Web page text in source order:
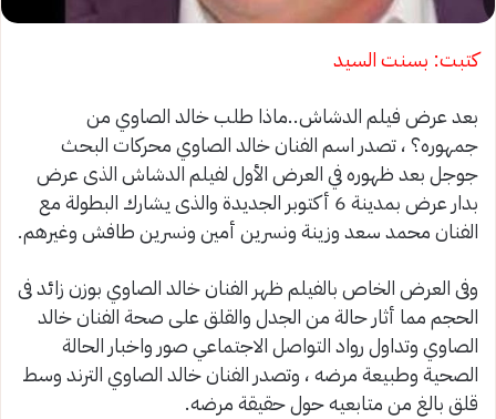
كتبت: بسنت السيد
بعد عرض فيلم الدشاش..ماذا طلب خالد الصاوي من
جمهوره؟ ، تصدر اسم الفنان خالد الصاوي محركات البحث
جوجل بعد ظهوره في العرض الأول لفيلم الدشاش الذى عرض
بدار عرض بمدينة 6 أكتوبر الجديدة والذى يشارك البطولة مع
الفنان محمد سعد وزينة ونسرين أمين ونسرين طافش وغيرهم.
وفى العرض الخاص بالفيلم ظهر الفنان خالد الصاوي بوزن زائد فى
الحجم مما أثار حالة من الجدل والقلق على صحة الفنان خالد
الصاوي وتداول رواد التواصل الاجتماعي صور واخبار الحالة
الصحية وطبيعة مرضه ، وتصدر الفنان خالد الصاوي الترند وسط
قلق بالغ من متابعيه حول حقيقة مرضه.